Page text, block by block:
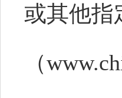
或其他指
（